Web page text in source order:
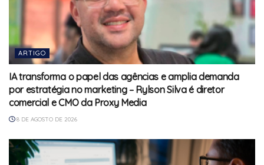
ARTIGO
IA transforma o papel das agências e amplia demanda
por estratégia no marketing – Rylson Silva é diretor
comercial e CMO da Proxy Media
8 DE AGOSTO DE 2026